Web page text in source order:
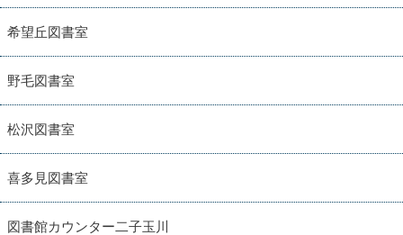
希望丘図書室
野毛図書室
松沢図書室
喜多見図書室
図書館カウンター二子玉川